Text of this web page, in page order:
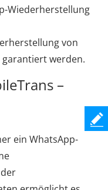
Wiederherstellung
von
werden.
–
ein WhatsApp-